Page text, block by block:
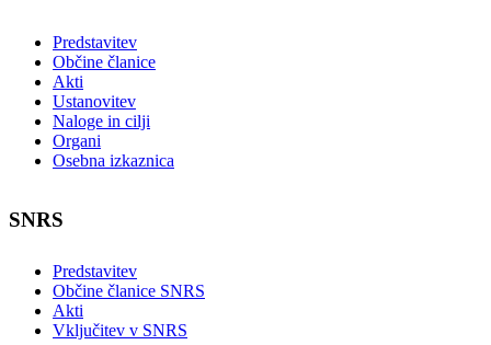
Predstavitev
Občine članice
Akti
Ustanovitev
Naloge in cilji
Organi
Osebna izkaznica
SNRS
Predstavitev
Občine članice SNRS
Akti
Vključitev v SNRS